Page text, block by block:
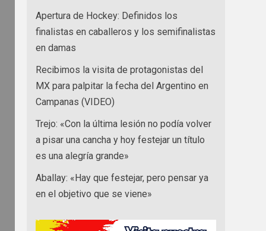
Apertura de Hockey: Definidos los
finalistas en caballeros y los semifinalistas
en damas
Recibimos la visita de protagonistas del
MX para palpitar la fecha del Argentino en
Campanas (VIDEO)
Trejo: «Con la última lesión no podía volver
a pisar una cancha y hoy festejar un título
es una alegría grande»
Aballay: «Hay que festejar, pero pensar ya
en el objetivo que se viene»